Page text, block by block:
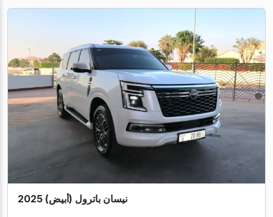
نيسان باترول (أبيض) 2025